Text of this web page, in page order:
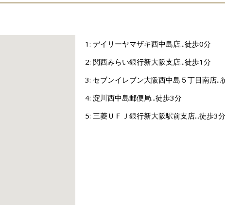
1: デイリーヤマザキ西中島店...徒歩0分
2: 関西みらい銀行新大阪支店...徒歩1分
3: セブンイレブン大阪西中島５丁目南店...
4: 淀川西中島郵便局...徒歩3分
5: 三菱ＵＦＪ銀行新大阪駅前支店...徒歩3分